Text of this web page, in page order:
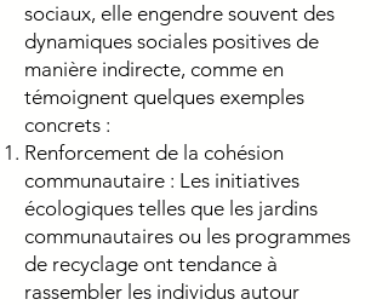
sociaux, elle engendre souvent des
dynamiques sociales positives de
manière indirecte, comme en
témoignent quelques exemples
concrets :
Renforcement de la cohésion
communautaire : Les initiatives
écologiques telles que les jardins
communautaires ou les programmes
de recyclage ont tendance à
rassembler les individus autour